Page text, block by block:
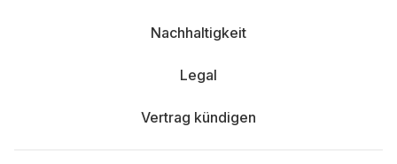
Nachhaltigkeit
Legal
Vertrag kündigen